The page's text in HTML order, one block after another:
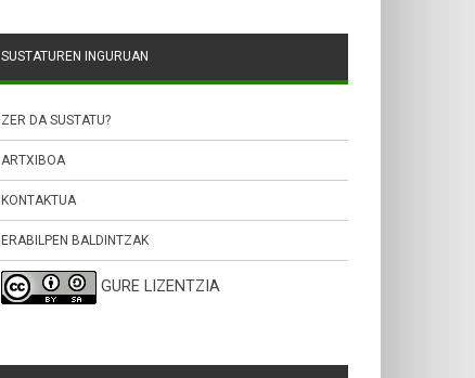
SUSTATUREN INGURUAN
ZER DA SUSTATU?
ARTXIBOA
KONTAKTUA
ERABILPEN BALDINTZAK
GURE LIZENTZIA